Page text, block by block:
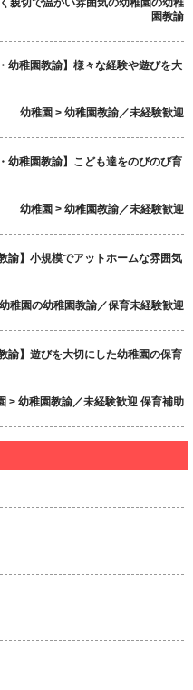
親切で温かい雰囲気の幼稚園の幼稚
園教諭
幼稚園教諭】様々な経験や遊びを大
幼稚園 > 幼稚園教諭／未経験歓迎
幼稚園教諭】こども達をのびのび育
幼稚園 > 幼稚園教諭／未経験歓迎
諭】小規模でアットホームな雰囲気
稚園の幼稚園教諭／保育未経験歓迎
諭】遊びを大切にした幼稚園の保育
> 幼稚園教諭／未経験歓迎 保育補助